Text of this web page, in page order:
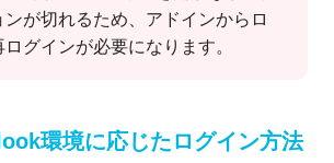
が切れるため、アドインからロ
グインが必要になります。
環境に応じたログイン方法